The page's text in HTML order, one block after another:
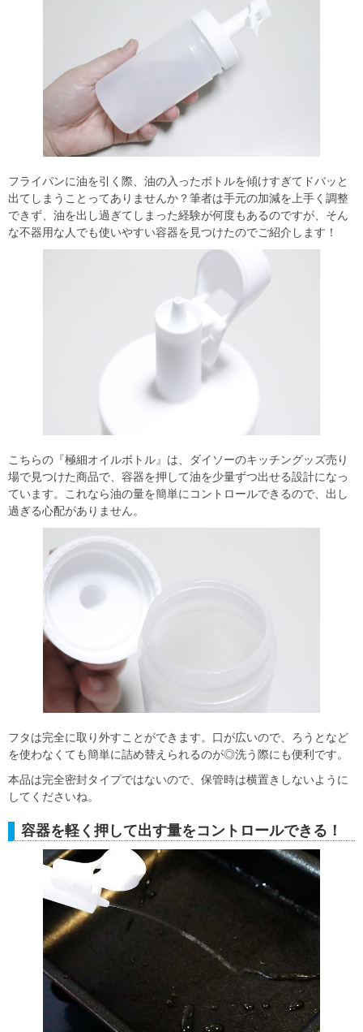
フライパンに油を引く際、油の入ったボトルを傾けすぎてドバッと
出てしまうことってありませんか？筆者は手元の加減を上手く調整
できず、油を出し過ぎてしまった経験が何度もあるのですが、そん
な不器用な人でも使いやすい容器を見つけたのでご紹介します！
こちらの『極細オイルボトル』は、ダイソーのキッチングッズ売り
場で見つけた商品で、容器を押して油を少量ずつ出せる設計になっ
ています。これなら油の量を簡単にコントロールできるので、出し
過ぎる心配がありません。
フタは完全に取り外すことができます。口が広いので、ろうとなど
を使わなくても簡単に詰め替えられるのが◎洗う際にも便利です。
本品は完全密封タイプではないので、保管時は横置きしないように
してくださいね。
容器を軽く押して出す量をコントロールできる！